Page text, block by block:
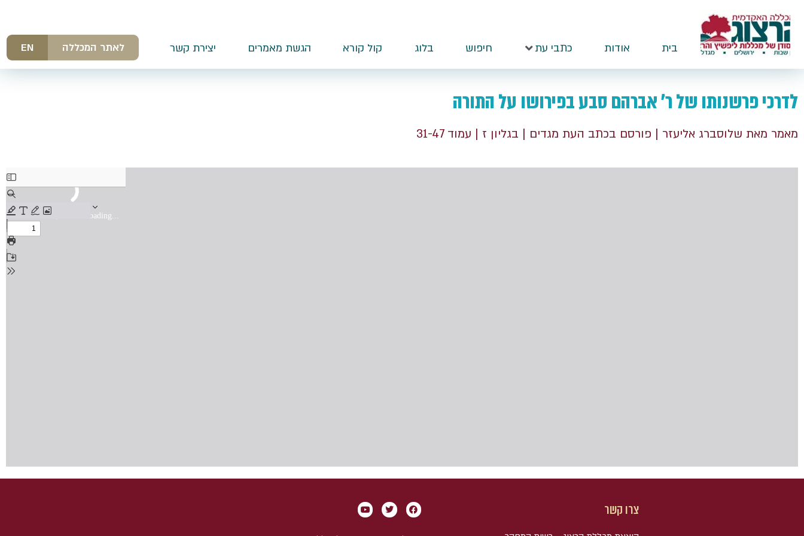
בית אודות כתבי עת חיפוש בלוג קול קורא הגשת מאמרים יצירת קשר לאתר המכללה EN
לדרכי פרשנותו של ר' אברהם סבע בפירושו על התורה
מאמר מאת שלוסברג אליעזר | פורסם בכתב העת מגדים | בגליון ז | עמוד 31-47
צרו קשר